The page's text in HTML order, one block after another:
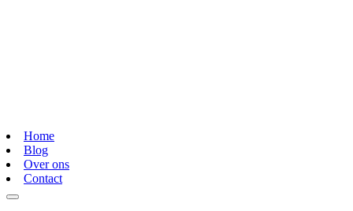
Home
Blog
Over ons
Contact